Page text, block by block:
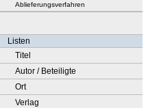
Ablieferungsverfahren
Listen
Titel
Autor / Beteiligte
Ort
Verlag